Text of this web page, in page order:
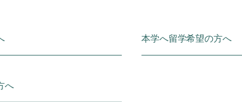
本学へ留学希望の方へ
へ